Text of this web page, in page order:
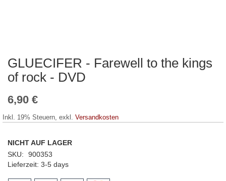
GLUECIFER - Farewell to the kings
of rock - DVD
6,90 €
Inkl. 19% Steuern, exkl. Versandkosten
NICHT AUF LAGER
SKU
900353
Lieferzeit 3-5 days
Zum
Anfang
der
springen